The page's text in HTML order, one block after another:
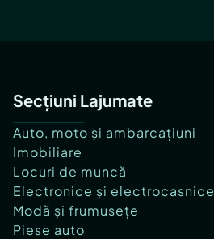
Secțiuni Lajumate
Auto, moto și ambarcațiuni
Imobiliare
Locuri de muncă
Electronice și electrocasnice
Modă și frumusețe
Piese auto